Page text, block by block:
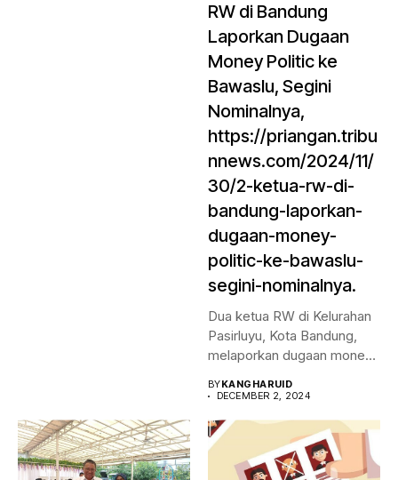
RW di Bandung
Laporkan Dugaan
Money Politic ke
Bawaslu, Segini
Nominalnya,
https://priangan.tribu
nnews.com/2024/11/
30/2-ketua-rw-di-
bandung-laporkan-
dugaan-money-
politic-ke-bawaslu-
segini-nominalnya.
Dua ketua RW di Kelurahan
Pasirluyu, Kota Bandung,
melaporkan dugaan money
BYKANGHARUID
DECEMBER 2, 2024